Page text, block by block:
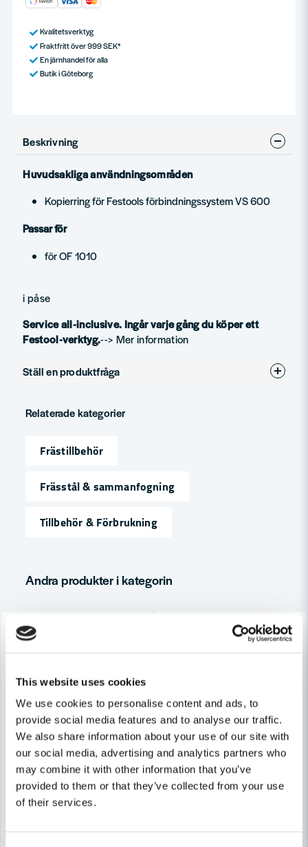
This website uses cookies
We use cookies to personalise content and ads, to
provide social media features and to analyse our traffic.
We also share information about your use of our site with
our social media, advertising and analytics partners who
may combine it with other information that you’ve
provided to them or that they’ve collected from your use
of their services.
Kvalitetsverktyg
Fraktfritt över 999 SEK*
En järnhandel för alla
Butik i Göteborg
Beskrivning
Huvudsakliga användningsområden
Kopierring för Festools förbindningssystem VS 600
Passar för
för OF 1010
i påse
Service all-inclusive. Ingår varje gång du köper ett
Festool-verktyg.--> Mer information
Ställ en produktfråga
Fråga oss något om denna produkten...
Namn
email
Skicka fråga
Relaterade kategorier
Frästillbehör
Frässtål & sammanfogning
Tillbehör & Förbrukning
Andra produkter i kategorin
Festool Kopierring KR-D 30,0/OF 2200
320,83 kr
FESTOOL
Festool Kopierring KR-D